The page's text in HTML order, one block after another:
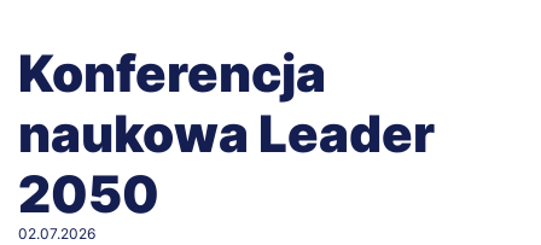
Konferencja
naukowa Leader
2050
02.07.2026